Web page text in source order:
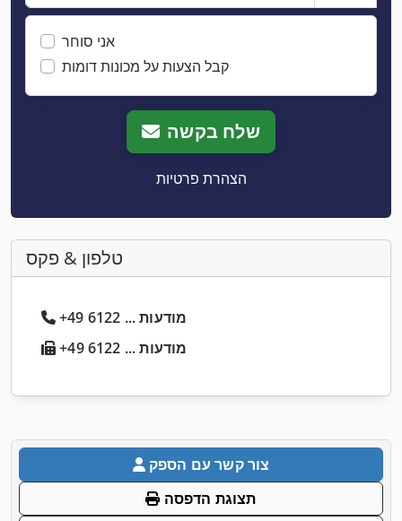
אני סוחר
קבל הצעות על מכונות דומות
שלח בקשה
הצהרת פרטיות
טלפון & פקס
+49 6122 ... מודעות
+49 6122 ... מודעות
צור קשר עם הספק
תצוגת הדפסה